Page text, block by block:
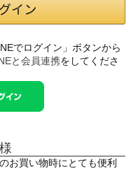
でログイン」ボタンから
と会員連携をしてくださ
お買い物時にとても便利